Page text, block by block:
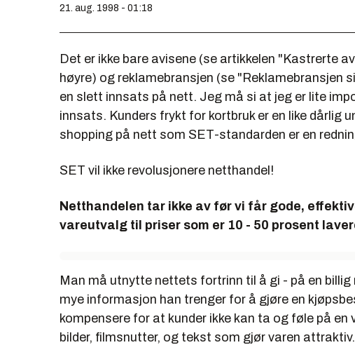
21. aug. 1998 - 01:18
Det er ikke bare avisene (se artikkelen "Kastrerte
høyre) og reklamebransjen (se "Reklamebransjen
en slett innsats på nett. Jeg må si at jeg er lite
innsats. Kunders frykt for kortbruk er en like dårlig
shopping på nett som SET-standarden er en
SET vil ikke revolusjonere netthandel!
Netthandelen tar ikke av før vi får gode,
vareutvalg til priser som er 10 - 50 prosent
Man må utnytte nettets fortrinn til å gi - på en billig
mye informasjon han trenger for å gjøre en
kompensere for at kunder ikke kan ta og føle på en
bilder, filmsnutter, og tekst som gjør varen